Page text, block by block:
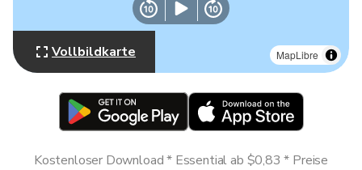
MapLibre
Vollbildkarte
Kostenloser Download * Essential ab $0,83 * Preise